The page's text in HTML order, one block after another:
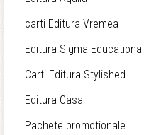
carti Editura Vremea
Editura Sigma Educational
Carti Editura Stylished
Editura Casa
Pachete promotionale